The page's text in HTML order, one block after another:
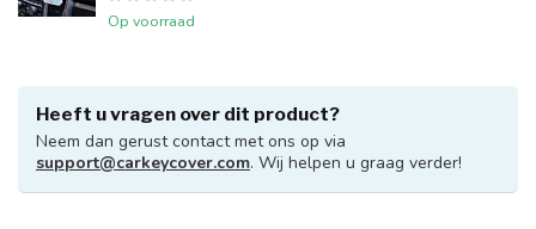
Op voorraad
Heeft u vragen over dit product?
Neem dan gerust contact met ons op via
support@carkeycover.com. Wij helpen u graag verder!